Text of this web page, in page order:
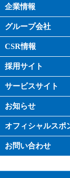
企業情報
グループ会社
CSR情報
採用サイト
サービスサイト
お知らせ
オフィシャルスポ
お問い合わせ